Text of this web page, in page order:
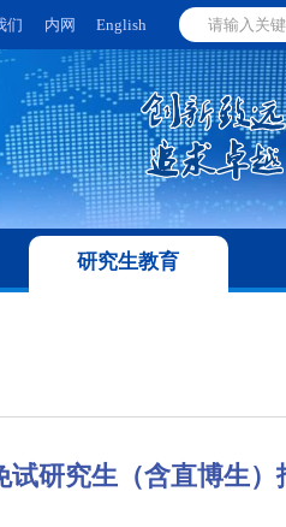
们 内网 English
研究生教育
试研究生（含直博生）